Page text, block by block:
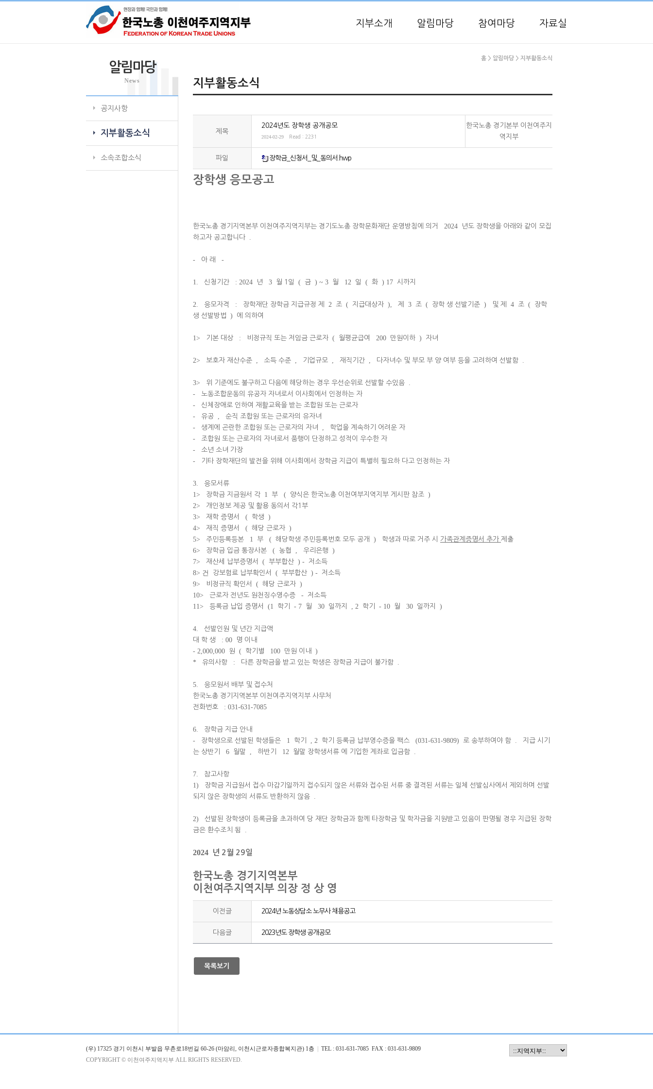
지부소개 알림마당 참여마당 자료실
알림마당
News
공지사항
지부활동소식
소속조합소식
홈 > 알림마당 > 지부활동소식
지부활동소식
제목
2024년도 장학생 공개공모
2024-02-29 Read : 2231
한국노총 경기본부 이천여주지
역지부
파일 장학금_신청서_및_동의서.hwp
장학생 응모공고
한국노총 경기지역본부 이천여주지역지부는 경기도노총 장학문화재단 운영방침에 의거 2024
년도 장학생을 아래와 같이 모집
하고자 공고합니다
.
- 아 래 -
1. 신청기간 : 2024 년 3 월 1일 ( 금 ) ~ 3 월 12 일 ( 화 ) 17 시까지
2. 응모자격 : 장학재단 장학금 지급규정 제 2 조 ( 지급대상자 ), 제 3 조 ( 장학 생 선발기준 ) 및 제 4 조 (
장학
생 선발방법
) 에 의하여
1> 기본 대상 : 비정규직 또는 저임금 근로자 ( 월평균급여 200 만원이하 ) 자녀
2> 보호자 재산수준 , 소득 수준 , 기업규모 , 재직기간 , 다자녀수 및 부모 부 양 여부 등을 고려하여 선발함 .
3> 위 기준에도 불구하고 다음에 해당하는 경우 우선순위로 선발할 수있음
.
-
노동조합운동의 유공자 자녀로서 이사회에서 인정하는 자
- 신체장애로 인하여 재활교육을 받는 조합원 또는 근로자
- 유공 , 순직 조합원 또는 근로자의 유자녀
- 생계에 곤란한 조합원 또는 근로자의 자녀 , 학업을 계속하기 어려운 자
- 조합원 또는 근로자의 자녀로서 품행이 단정하고 성적이 우수한 자
- 소년 소녀 가장
- 기타 장학재단의 발전을 위해 이사회에서 장학금 지급이 특별히 필요하 다고 인정하는 자
3. 응모서류
1> 장학금 지금원서 각 1 부 ( 양식은 한국노총 이천여부지역지부 게시판 참조 )
2>
개인정보 제공 및 활용 동의서 각1부
3> 재학 증명서 ( 학생
)
4>
재직 증명서 ( 해당 근로자 )
5>
주민등록등본 1 부 ( 해당학생 주민등록번호 모두 공개 ) 학생과 따로 거주 시 가족관계증명서 추가 제출
6> 장학금 입금 통장사본 ( 농협 , 우리은행
)
7>
재산세 납부증명서 ( 부부합산 ) - 저소득
8> 건 강보험료 납부확인서 ( 부부합산 ) - 저소득
9> 비정규직 확인서 ( 해당 근로자 )
10>
근로자 전년도 원천징수영수증 - 저소득
11> 등록금 납입 증명서 (1 학기 - 7 월 30 일까지 , 2 학기 - 10 월 30 일까지 )
4.
선발인원 및 년간 지급액
대 학 생
: 00 명 이내
- 2,000,000 원 ( 학기별 100 만원 이내
)
*
유의사항 : 다른 장학금을 받고 있는 학생은 장학금 지급이 불가함 .
5.
응모원서 배부 및 접수처
한국노총 경기지역본부 이천여주지역지부 사무처
전화번호
: 031-631-7085
6. 장학금 지급 안내
- 장학생으로 선발된 학생들은 1 학기 , 2 학기 등록금 납부영수증을 팩스 (031-631-9809) 로 송부하여야 함 .
지급 시기
는 상반기
6 월말 , 하반기 12 월말 장학생서류 에 기입한 계좌로 입금함 .
7. 참고사항
1)
장학금 지급원서 접수 마감기일까지 접수되지 않은 서류와 접수된 서류 중 결격된 서류는 일체 선발심사에서 제외하며 선발
되지 않은 장학생의 서류도 반환하지 않음
.
2)
선발된 장학생이 등록금을 초과하여 당 재단 장학금과 함께 타장학금 및 학자금을 지원받고 있음이 판명될 경우 지급된 장학
금은 환수조치 됨
.
2024 년 2월 29일
한국노총 경기지역본부
이천여주지역지부 의장 정 상 영
이전글 2024년 노동상담소 노무사 채용공고
다음글 2023년도 장학생 공개공모
목록보기
(우) 17325 경기 이천시 부발읍 무촌로18번길 60-26 (마암리, 이천시근로자종합복지관) 1층
TEL : 031-631-7085 FAX : 031-631-9809
COPYRIGHT © 이천여주지역지부 ALL RIGHTS RESERVED.